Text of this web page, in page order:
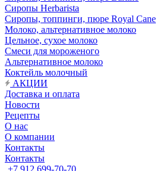
Сиропы Herbarista
Сиропы, топпинги, пюре Royal Cane
Молоко, альтернативное молоко
Цельное, сухое молоко
Смеси для мороженого
Альтернативное молоко
Коктейль молочный
АКЦИИ
Доставка и оплата
Новости
Рецепты
О нас
О компании
Контакты
Контакты
+7 912 699-70-70